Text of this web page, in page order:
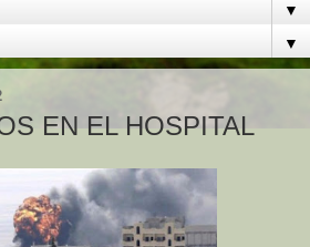
▼
▼
EN EL HOSPITAL